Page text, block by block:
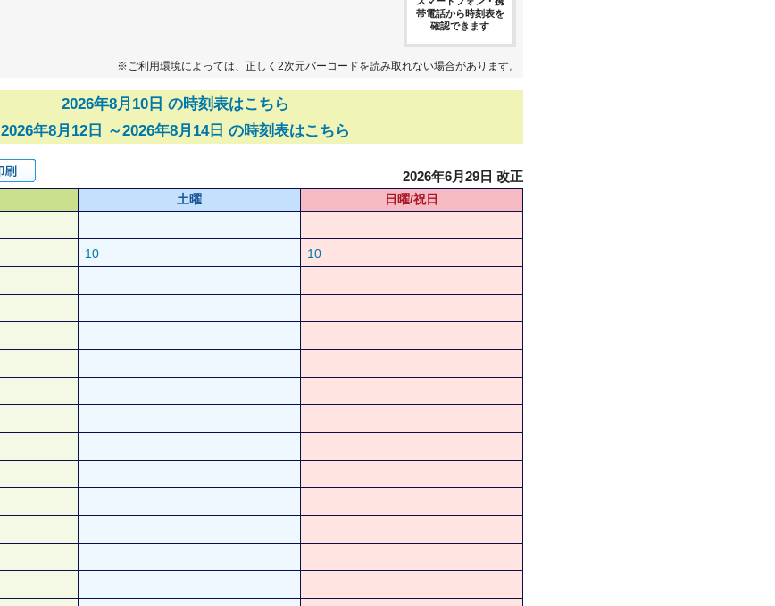
帯電話から時刻表を
確認できます
※ご利用環境によっては、正しく2次元バーコードを読み取れない場合があります。
2026年8月10日 の時刻表はこちら
2026年8月12日 ～2026年8月14日 の時刻表はこちら
2026年6月29日 改正
土曜
日曜/祝日
10
10